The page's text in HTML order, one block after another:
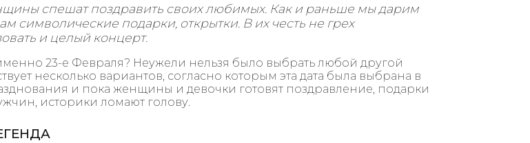
спешат поздравить своих любимых. Как и раньше мы дарим
символические подарки, открытки. В их честь не грех
и целый концерт.
23-е Февраля? Неужели нельзя было выбрать любой другой
несколько вариантов, согласно которым эта дата была выбрана в
и пока женщины и девочки готовят поздравление, подарки
историки ломают голову.